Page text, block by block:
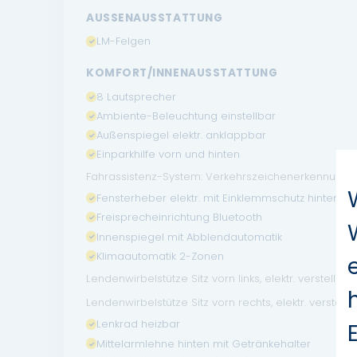
AUSSENAUSSTATTUNG
LM-Felgen
KOMFORT/INNENAUSSTATTUNG
8 Lautsprecher
Ambiente-Beleuchtung einstellbar
Außenspiegel elektr. anklappbar
Einparkhilfe vorn und hinten
Fahrassistenz-System:
Fensterheber elektr. mit Einklemmschutz hinten
Freisprecheinrichtung Bluetooth
Innenspiegel mit Abblendautomatik
Klimaautomatik 2-Zonen
Lendenwirbelstütze Sitz vorn links, elektr. verstellbar
Lendenwirbelstütze Sitz vorn rechts, elektr.
Lenkrad heizbar
Mittelarmlehne hinten mit Getränkehalter